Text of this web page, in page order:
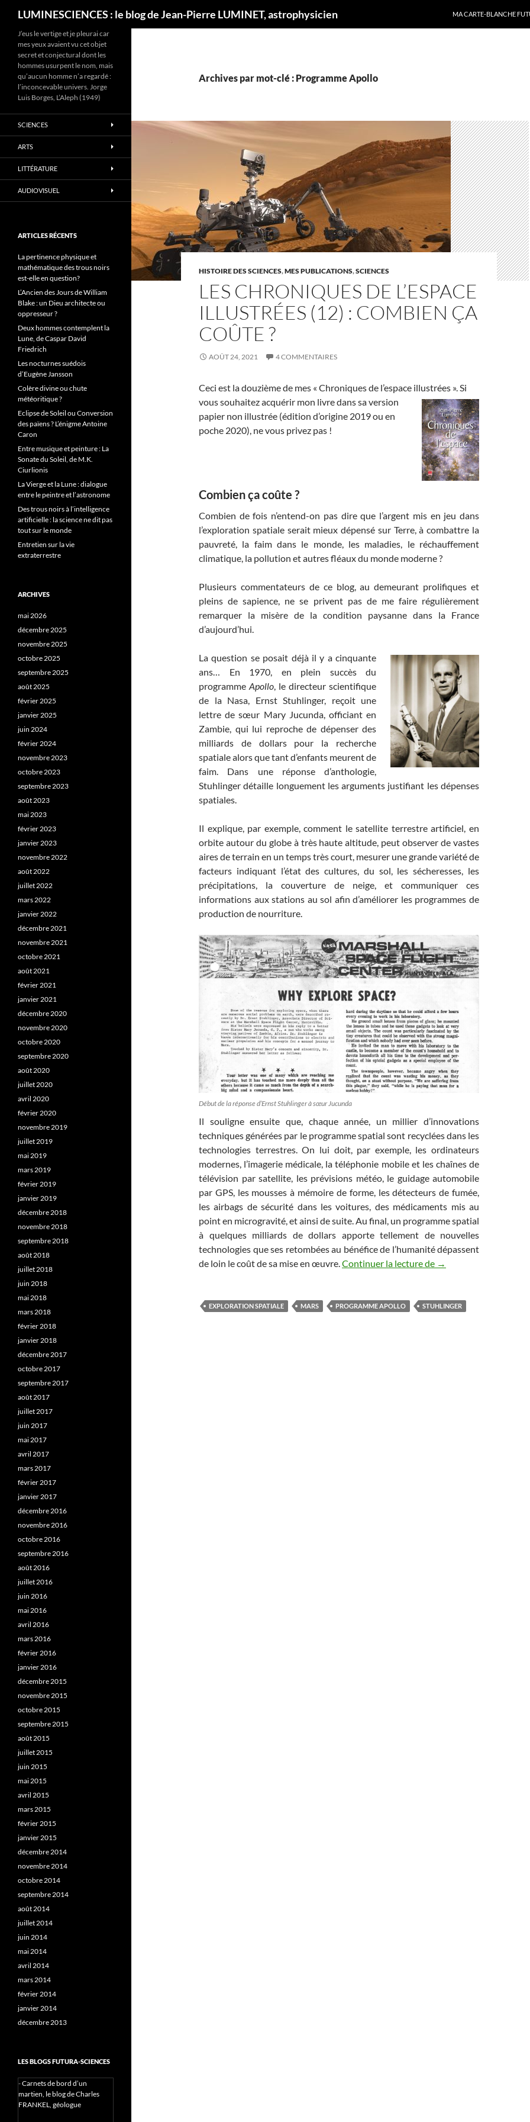
LUMINESCIENCES : le blog de Jean-Pierre LUMINET, astrophysicien
MA CARTE-BLANCHE
Archives par mot-clé : Programme Apollo
HISTOIRE DES SCIENCES,MES PUBLICATIONS,SCIENCES
LES CHRONIQUES DE L’ESPACE
ILLUSTRÉES (12) : COMBIEN ÇA
COÛTE ?
AOÛT 24, 2021 4 COMMENTAIRES
Ceci est la douzième de mes « Chroniques de l’espace illustrées ». Si
vous souhaitez acquérir mon livre dans sa version
papier non illustrée (édition d’origine 2019 ou en
poche 2020), ne vous privez pas !
Combien ça coûte ?
Combien de fois n’entend-on pas dire que l’argent mis en jeu dans
l’exploration spatiale serait mieux dépensé sur Terre, à combattre la
pauvreté, la faim dans le monde, les maladies, le réchauffement
climatique, la pollution et autres fléaux du monde moderne ?
Plusieurs commentateurs de ce blog, au demeurant prolifiques et
pleins de sapience, ne se privent pas de me faire régulièrement
remarquer la misère de la condition paysanne dans la France
d’aujourd’hui.
La question se posait déjà il y a cinquante
ans… En 1970, en plein succès du
programme Apollo, le directeur scientifique
de la Nasa, Ernst Stuhlinger, reçoit une
lettre de sœur Mary Jucunda, officiant en
Zambie, qui lui reproche de dépenser des
milliards de dollars pour la recherche
spatiale alors que tant d’enfants meurent de
faim. Dans une réponse d’anthologie,
Stuhlinger détaille longuement les arguments justifiant les dépenses
spatiales.
Il explique, par exemple, comment le satellite terrestre artificiel, en
orbite autour du globe à très haute altitude, peut observer de vastes
aires de terrain en un temps très court, mesurer une grande variété de
facteurs indiquant l’état des cultures, du sol, les sécheresses, les
précipitations, la couverture de neige, et communiquer ces
informations aux stations au sol afin d’améliorer les programmes de
production de nourriture.
Début de la réponse d’Ernst Stuhlinger à sœur Jucunda
Il souligne ensuite que, chaque année, un millier d’innovations
techniques générées par le programme spatial sont recyclées dans les
technologies terrestres. On lui doit, par exemple, les ordinateurs
modernes, l’imagerie médicale, la téléphonie mobile et les chaînes de
télévision par satellite, les prévisions météo, le guidage automobile
par GPS, les mousses à mémoire de forme, les détecteurs de fumée,
les airbags de sécurité dans les voitures, des médicaments mis au
point en microgravité, et ainsi de suite. Au final, un programme spatial
à quelques milliards de dollars apporte tellement de nouvelles
technologies que ses retombées au bénéfice de l’humanité dépassent
de loin le coût de sa mise en œuvre. Continuer la lecture de Les Chroniques de
→
EXPLORATION SPATIALE MARS PROGRAMME APOLLO STUHLINGER
J’eus le vertige et je pleurai car
mes yeux avaient vu cet objet
secret et conjectural dont les
hommes usurpent le nom, mais
qu’aucun homme n’a regardé :
l’inconcevable univers. Jorge
Luis Borges, L’Aleph (1949)
SCIENCES
ARTS
LITTÉRATURE
AUDIOVISUEL
ARTICLES RÉCENTS
La pertinence physique et
mathématique des trous noirs
est-elle en question?
L’Ancien des Jours de William
Blake : un Dieu architecte ou
oppresseur ?
Deux hommes contemplent la
Lune, de Caspar David
Friedrich
Les nocturnes suédois
d’Eugène Jansson
Colère divine ou chute
météoritique ?
Eclipse de Soleil ou Conversion
des païens ? L’énigme Antoine
Caron
Entre musique et peinture : La
Sonate du Soleil, de M.K.
Ciurlionis
La Vierge et la Lune : dialogue
entre le peintre et l’astronome
Des trous noirs à l’intelligence
artificielle : la science ne dit pas
tout sur le monde
Entretien sur la vie
extraterrestre
ARCHIVES
mai 2026
décembre 2025
novembre 2025
octobre 2025
septembre 2025
août 2025
février 2025
janvier 2025
juin 2024
février 2024
novembre 2023
octobre 2023
septembre 2023
août 2023
mai 2023
février 2023
janvier 2023
novembre 2022
août 2022
juillet 2022
mars 2022
janvier 2022
décembre 2021
novembre 2021
octobre 2021
août 2021
février 2021
janvier 2021
décembre 2020
novembre 2020
octobre 2020
septembre 2020
août 2020
juillet 2020
avril 2020
février 2020
novembre 2019
juillet 2019
mai 2019
mars 2019
février 2019
janvier 2019
décembre 2018
novembre 2018
septembre 2018
août 2018
juillet 2018
juin 2018
mai 2018
mars 2018
février 2018
janvier 2018
décembre 2017
octobre 2017
septembre 2017
août 2017
juillet 2017
juin 2017
mai 2017
avril 2017
mars 2017
février 2017
janvier 2017
décembre 2016
novembre 2016
octobre 2016
septembre 2016
août 2016
juillet 2016
juin 2016
mai 2016
avril 2016
mars 2016
février 2016
janvier 2016
décembre 2015
novembre 2015
octobre 2015
septembre 2015
août 2015
juillet 2015
juin 2015
mai 2015
avril 2015
mars 2015
février 2015
janvier 2015
décembre 2014
novembre 2014
octobre 2014
septembre 2014
août 2014
juillet 2014
juin 2014
mai 2014
avril 2014
mars 2014
février 2014
janvier 2014
décembre 2013
LES BLOGS FUTURA-SCIENCES
-Carnets de bord d’un
martien, le blog de Charles
FRANKEL, géologue